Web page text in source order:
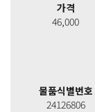
가격
46,000
물품식별번호
24126806